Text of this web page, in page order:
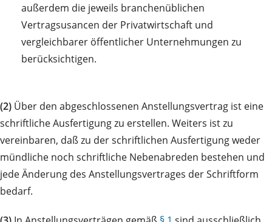
außerdem die jeweils branchenüblichen
Vertragsusancen der Privatwirtschaft und
vergleichbarer öffentlicher Unternehmungen zu
berücksichtigen.
(2) Über den abgeschlossenen Anstellungsvertrag ist eine
schriftliche Ausfertigung zu erstellen. Weiters ist zu
vereinbaren, daß zu der schriftlichen Ausfertigung weder
mündliche noch schriftliche Nebenabreden bestehen und
jede Änderung des Anstellungsvertrages der Schriftform
bedarf.